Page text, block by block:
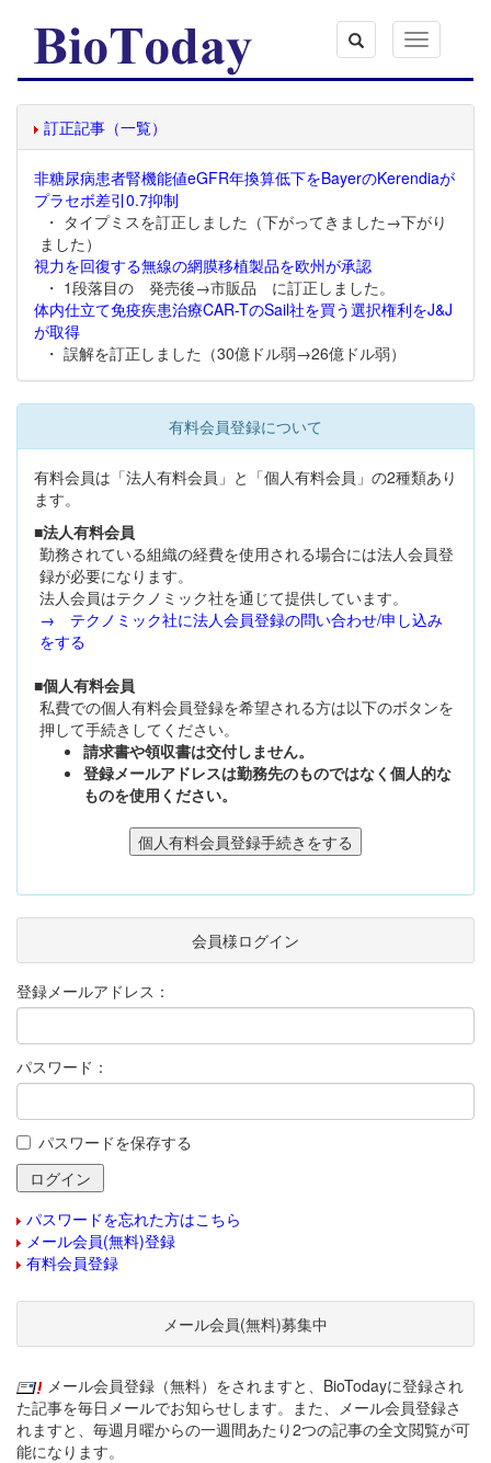
Toggle
navigation
訂正記事（一覧）
非糖尿病患者腎機能値eGFR年換算低下をBayerのKerendiaが
プラセボ差引0.7抑制
・ タイプミスを訂正しました（下がってきました→下がり
ました）
視力を回復する無線の網膜移植製品を欧州が承認
・ 1段落目の 発売後→市販品 に訂正しました。
体内仕立て免疫疾患治療CAR-TのSail社を買う選択権利をJ&J
が取得
・ 誤解を訂正しました（30億ドル弱→26億ドル弱）
有料会員登録について
有料会員は「法人有料会員」と「個人有料会員」の2種類あり
ます。
■法人有料会員
勤務されている組織の経費を使用される場合には法人会員登
録が必要になります。
法人会員はテクノミック社を通じて提供しています。
→ テクノミック社に法人会員登録の問い合わせ/申し込み
をする
■個人有料会員
私費での個人有料会員登録を希望される方は以下のボタンを
押して手続きしてください。
請求書や領収書は交付しません。
登録メールアドレスは勤務先のものではなく個人的な
ものを使用ください。
会員様ログイン
登録メールアドレス：
パスワード：
パスワードを保存する
パスワードを忘れた方はこちら
メール会員(無料)登録
有料会員登録
メール会員(無料)募集中
メール会員登録（無料）をされますと、BioTodayに登録され
た記事を毎日メールでお知らせします。また、メール会員登録さ
れますと、毎週月曜からの一週間あたり2つの記事の全文閲覧が可
能になります。